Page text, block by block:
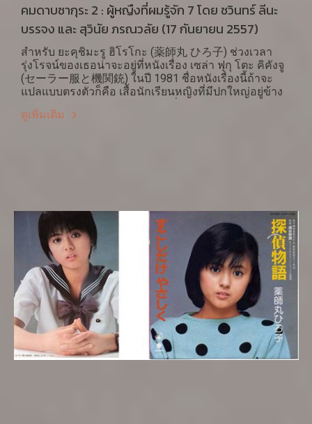
คมดาบซากุระ 2 : ผู้หญืงที่ผมรู้จัก 7 โดย ชวินทร์ ลีนะ
บรรจง และ สุวินัย ภรณวลัย (17 กันยายน 2557)
สำหรับ ยะคุชิมะรู ฮิโรโกะ (薬師丸 ひろ子) ช่วงเวลา
รุ่งโรจน์ของเธอน่าจะอยู่ที่หนังเรื่อง เซล่า ฟุกุ โตะ คิคังจู
(セーラー服と機関銃) ในปี 1981 ชื่อหนังเรื่องนี้ถ้าจะ
แปลแบบตรงตัวก็คือ เสื้อนักเรียนหญิงที่มีปกใหญ่อยู่ข้าง
หลังแบบทหารเรือ กับปืนกลมือ ซึ่งจะไม่ได้ใจความเพราะ
เนื้อเรื่องเกี่ยวประเพณีของแก๊งอาชญากรรมญี่ปุ่น ที่รู้จัก
ดูเพิ่มเติม